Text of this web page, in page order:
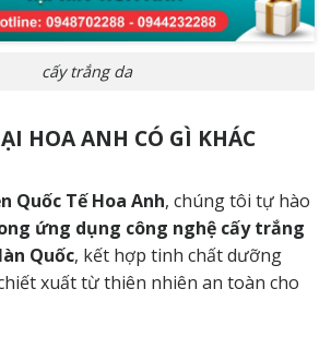
cấy trắng da
HOA ANH CÓ GÌ KHÁC
Quốc Tế Hoa Anh, chúng tôi tự hào
ứng dụng công nghệ cấy trắng
Quốc, kết hợp tinh chất dưỡng
xuất từ thiên nhiên an toàn cho